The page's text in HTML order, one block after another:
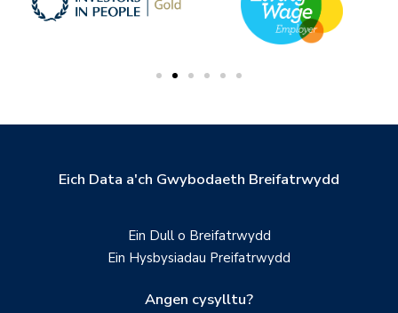
Eich Data a'ch Gwybodaeth Breifatrwydd
Ein Dull o Breifatrwydd
Ein Hysbysiadau Preifatrwydd
Angen cysylltu?